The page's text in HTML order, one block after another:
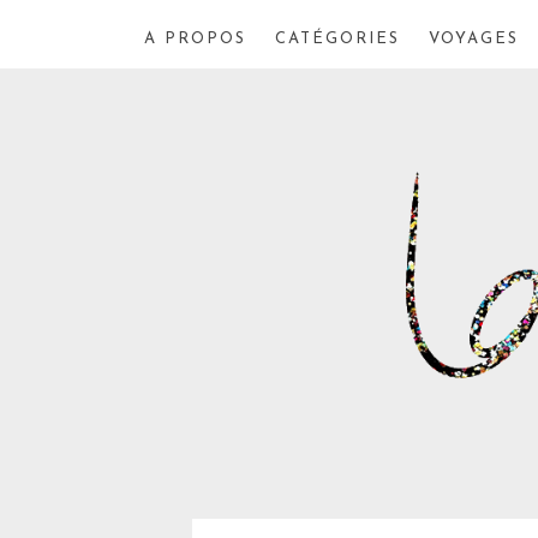
A PROPOS CATÉGORIES VOYAGES